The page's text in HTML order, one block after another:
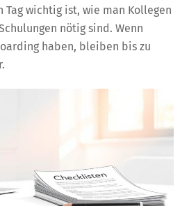
Tag wichtig ist, wie man Kollegen
nötig sind. Wenn
haben, bleiben bis zu